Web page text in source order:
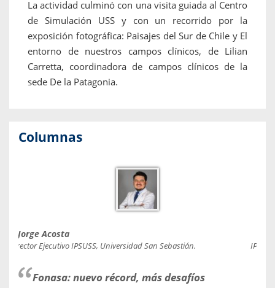
La actividad culminó con una visita guiada al Centro
de Simulación USS y con un recorrido por la
exposición fotográfica: Paisajes del Sur de Chile y El
entorno de nuestros campos clínicos, de Lilian
Carretta, coordinadora de campos clínicos de la
sede De la Patagonia.
Columnas
Jorge Acosta
Director Ejecutivo IPSUSS, Universidad San Sebastián.
Fonasa: nuevo récord, más desafíos